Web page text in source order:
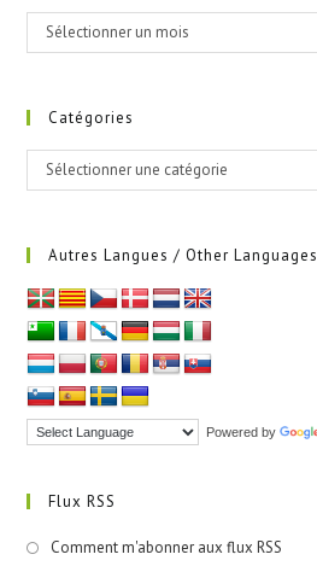
Archives
Sélectionner un mois
Catégories
Catégories
Sélectionner une catégorie
Autres Langues / Other Languages
Powered by
Flux RSS
Comment m'abonner aux flux RSS